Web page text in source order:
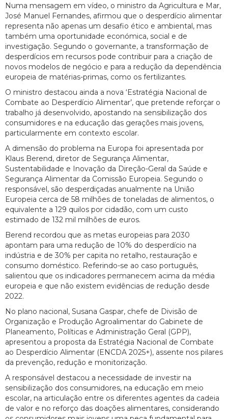
Numa mensagem em vídeo, o ministro da Agricultura e Mar,
José Manuel Fernandes, afirmou que o desperdício alimentar
representa não apenas um desafio ético e ambiental, mas
também uma oportunidade económica, social e de
investigação. Segundo o governante, a transformação de
desperdícios em recursos pode contribuir para a criação de
novos modelos de negócio e para a redução da dependência
europeia de matérias-primas, como os fertilizantes.
O ministro destacou ainda a nova ‘Estratégia Nacional de
Combate ao Desperdício Alimentar’, que pretende reforçar o
trabalho já desenvolvido, apostando na sensibilização dos
consumidores e na educação das gerações mais jovens,
particularmente em contexto escolar.
A dimensão do problema na Europa foi apresentada por
Klaus Berend, diretor de Segurança Alimentar,
Sustentabilidade e Inovação da Direção-Geral da Saúde e
Segurança Alimentar da Comissão Europeia. Segundo o
responsável, são desperdiçadas anualmente na União
Europeia cerca de 58 milhões de toneladas de alimentos, o
equivalente a 129 quilos por cidadão, com um custo
estimado de 132 mil milhões de euros.
Berend recordou que as metas europeias para 2030
apontam para uma redução de 10% do desperdício na
indústria e de 30% per capita no retalho, restauração e
consumo doméstico. Referindo-se ao caso português,
salientou que os indicadores permanecem acima da média
europeia e que não existem evidências de redução desde
2022.
No plano nacional, Susana Gaspar, chefe de Divisão de
Organização e Produção Agroalimentar do Gabinete de
Planeamento, Políticas e Administração Geral (GPP),
apresentou a proposta da Estratégia Nacional de Combate
ao Desperdício Alimentar (ENCDA 2025+), assente nos pilares
da prevenção, redução e monitorização.
A responsável destacou a necessidade de investir na
sensibilização dos consumidores, na educação em meio
escolar, na articulação entre os diferentes agentes da cadeia
de valor e no reforço das doações alimentares, considerando